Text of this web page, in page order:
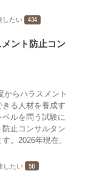
したい 434
ント防止コン
からハラスメント
る人材を養成す
ルを問う試験に
止コンサルタン
。2026年現在、
したい 50